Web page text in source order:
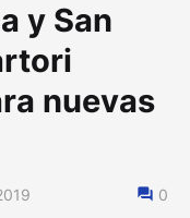
y San
nuevas
0